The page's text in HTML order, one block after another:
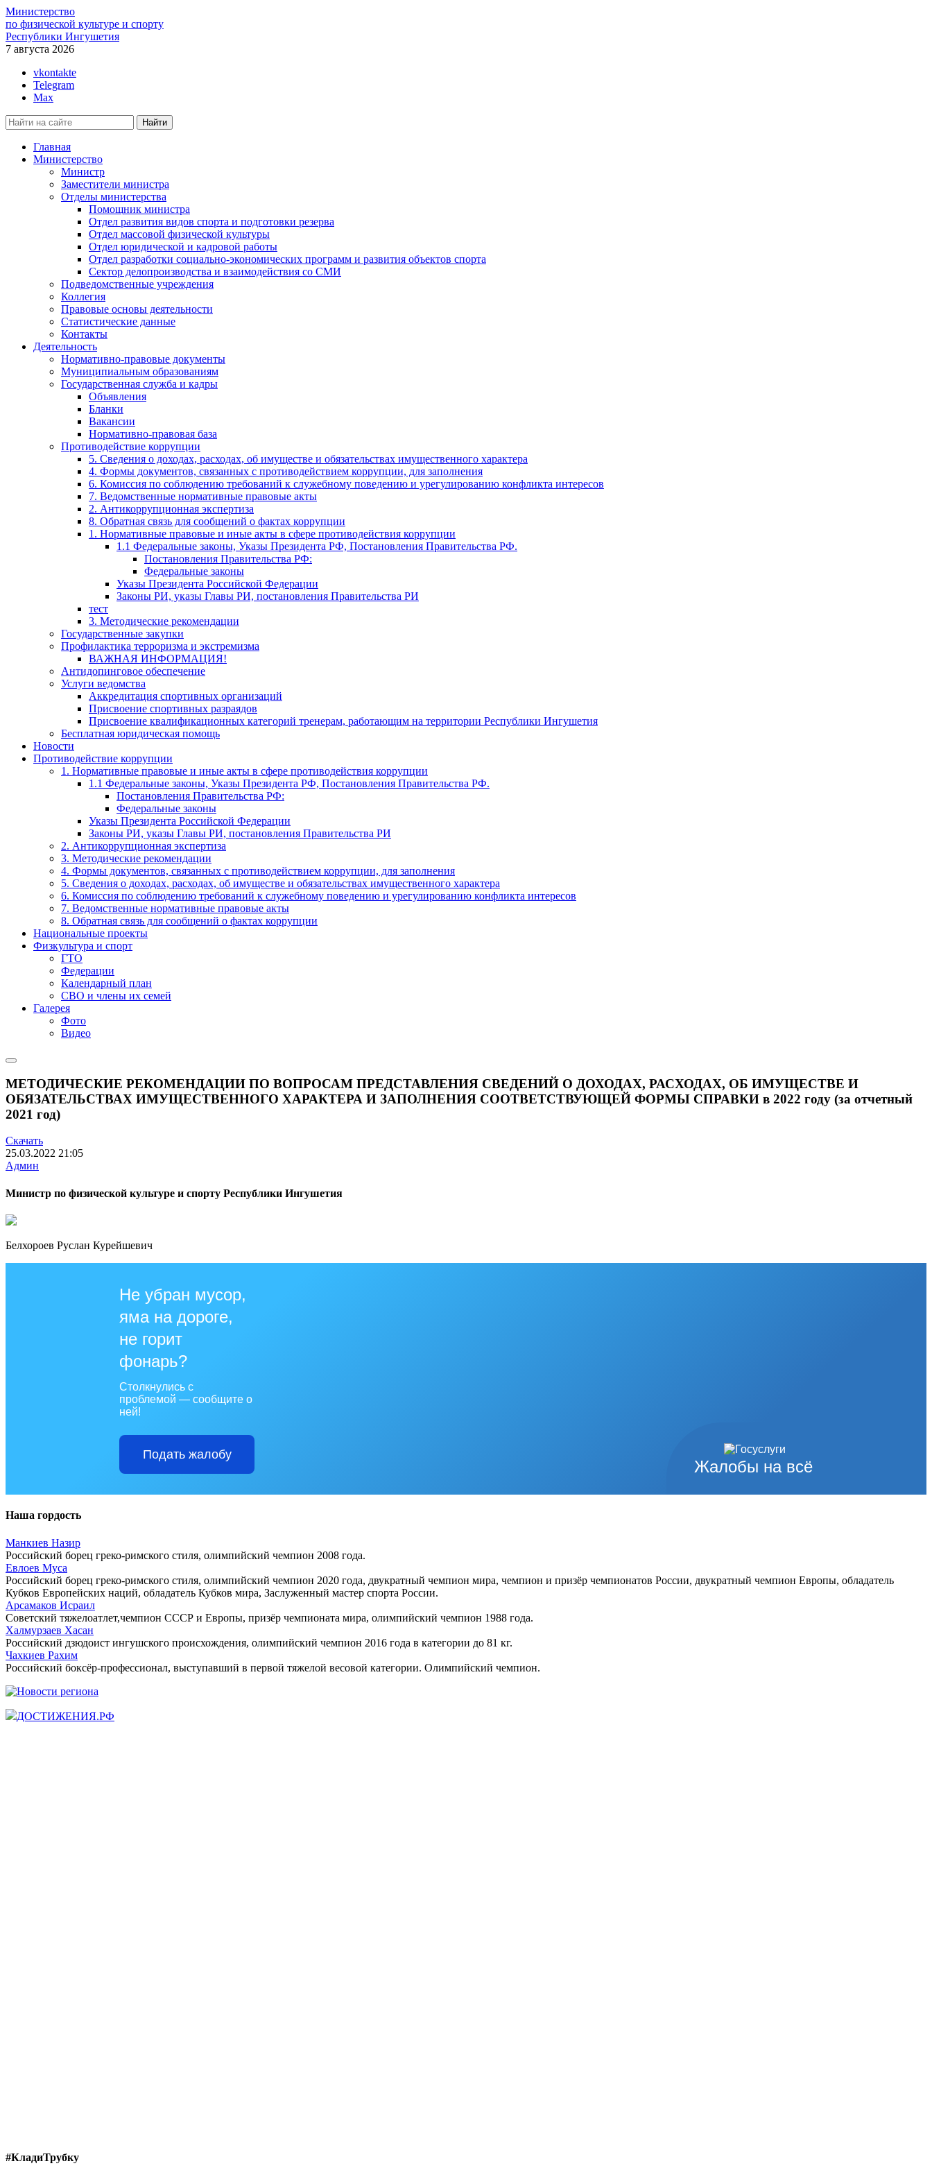
Министерство
по физической культуре и спорту
Республики Ингушетия
7 августа 2026
vkontakte
Telegram
Max
Главная
Министерство
Министр
Заместители министра
Отделы министерства
Помощник министра
Отдел развития видов спорта и подготовки резерва
Отдел массовой физической культуры
Отдел юридической и кадровой работы
Отдел разработки социально-экономических программ и развития объектов спорта
Сектор делопроизводства и взаимодействия со СМИ
Подведомственные учреждения
Коллегия
Правовые основы деятельности
Статистические данные
Контакты
Деятельность
Нормативно-правовые документы
Муниципиальным образованиям
Государственная служба и кадры
Объявления
Бланки
Вакансии
Нормативно-правовая база
Противодействие коррупции
5. Сведения о доходах, расходах, об имуществе и обязательствах имущественного характера
4. Формы документов, связанных с противодействием коррупции, для заполнения
6. Комиссия по соблюдению требований к служебному поведению и урегулированию конфликта интересов
7. Ведомственные нормативные правовые акты
2. Антикоррупционная экспертиза
8. Обратная связь для сообщений о фактах коррупции
1. Нормативные правовые и иные акты в сфере противодействия коррупции
1.1 Федеральные законы, Указы Президента РФ, Постановления Правительства РФ.
Постановления Правительства РФ:
Федеральные законы
Указы Президента Российской Федерации
Законы РИ, указы Главы РИ, постановления Правительства РИ
тест
3. Методические рекомендации
Государственные закупки
Профилактика терроризма и экстремизма
​ВАЖНАЯ ИНФОРМАЦИЯ!
Антидопинговое обеспечение
Услуги ведомства
Аккредитация спортивных организаций
Присвоение спортивных разраядов
Присвоение квалификационных категорий тренерам, работающим на территории Республики Ингушетия
Бесплатная юридическая помощь
Новости
Противодействие коррупции
1. Нормативные правовые и иные акты в сфере противодействия коррупции
1.1 Федеральные законы, Указы Президента РФ, Постановления Правительства РФ.
Постановления Правительства РФ:
Федеральные законы
Указы Президента Российской Федерации
Законы РИ, указы Главы РИ, постановления Правительства РИ
2. Антикоррупционная экспертиза
3. Методические рекомендации
4. Формы документов, связанных с противодействием коррупции, для заполнения
5. Сведения о доходах, расходах, об имуществе и обязательствах имущественного характера
6. Комиссия по соблюдению требований к служебному поведению и урегулированию конфликта интересов
7. Ведомственные нормативные правовые акты
8. Обратная связь для сообщений о фактах коррупции
Национальные проекты
Физкультура и спорт
ГТО
Федерации
Календарный план
СВО и члены их семей
Галерея
Фото
Видео
МЕТОДИЧЕСКИЕ РЕКОМЕНДАЦИИ ПО ВОПРОСАМ ПРЕДСТАВЛЕНИЯ СВЕДЕНИЙ О ДОХОДАХ, РАСХОДАХ, ОБ ИМУЩЕСТВЕ И
ОБЯЗАТЕЛЬСТВАХ ИМУЩЕСТВЕННОГО ХАРАКТЕРА И ЗАПОЛНЕНИЯ СООТВЕТСТВУЮЩЕЙ ФОРМЫ СПРАВКИ в 2022 году (за отчетный
2021 год)
Скачать
25.03.2022 21:05
Админ
Министр по физической культуре и спорту Республики Ингушетия
Белхороев Руслан Курейшевич
Жалобы на всё
Не убран мусор,
яма на дороге,
не горит
фонарь?
Столкнулись с
проблемой — сообщите о
ней!
Подать жалобу
Наша гордость
Манкиев Назир
Российский борец греко-римского стиля, олимпийский чемпион 2008 года.
Евлоев Муса
Российский борец греко-римского стиля, олимпийский чемпион 2020 года, двукратный чемпион мира, чемпион и призёр чемпионатов России, двукратный чемпион Европы, обладатель
Кубков Европейских наций, обладатель Кубков мира, Заслуженный мастер спорта России.
Арсамаков Исраил
Советский тяжелоатлет,чемпион СССР и Европы, призёр чемпионата мира, олимпийский чемпион 1988 года.
Халмурзаев Хасан
Российский дзюдоист ингушского происхождения, олимпийский чемпион 2016 года в категории до 81 кг.
Чахкиев Рахим
Российский боксёр-профессионал, выступавший в первой тяжелой весовой категории. Олимпийский чемпион.
ДОСТИЖЕНИЯ.РФ
#КладиТрубку